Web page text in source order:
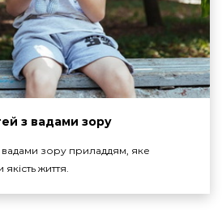
з вадами зору
вадами зору приладдям, яке
життя.